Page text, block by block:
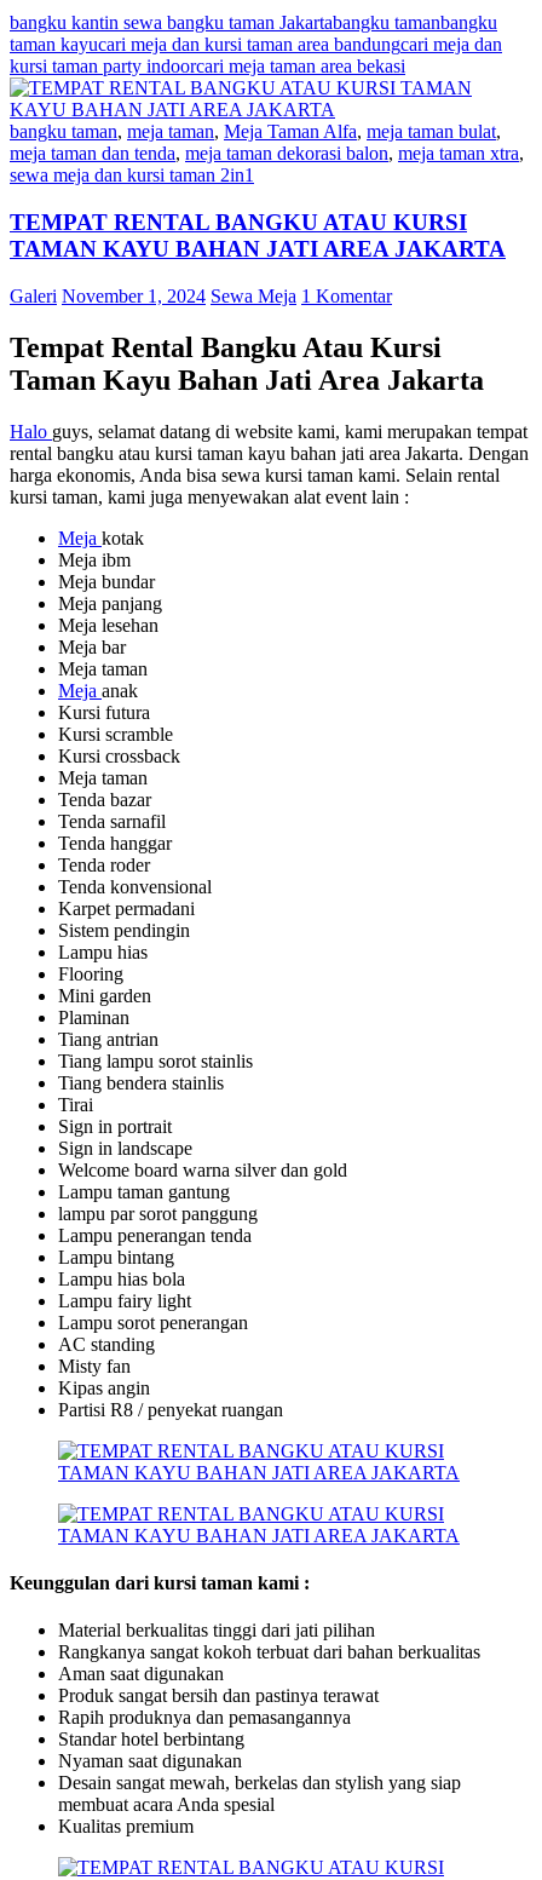
bangku kantin sewa bangku taman Jakartabangku tamanbangku
taman kayucari meja dan kursi taman area bandungcari meja dan
kursi taman party indoorcari meja taman area bekasi
bangku taman, meja taman, Meja Taman Alfa, meja taman bulat,
meja taman dan tenda, meja taman dekorasi balon, meja taman xtra,
sewa meja dan kursi taman 2in1
TEMPAT RENTAL BANGKU ATAU KURSI
TAMAN KAYU BAHAN JATI AREA JAKARTA
Galeri November 1, 2024 Sewa Meja 1 Komentar
Tempat Rental Bangku Atau Kursi
Taman Kayu Bahan Jati Area Jakarta
Halo guys, selamat datang di website kami, kami merupakan tempat
rental bangku atau kursi taman kayu bahan jati area Jakarta. Dengan
harga ekonomis, Anda bisa sewa kursi taman kami. Selain rental
kursi taman, kami juga menyewakan alat event lain :
Meja kotak
Meja ibm
Meja bundar
Meja panjang
Meja lesehan
Meja bar
Meja taman
Meja anak
Kursi futura
Kursi scramble
Kursi crossback
Meja taman
Tenda bazar
Tenda sarnafil
Tenda hanggar
Tenda roder
Tenda konvensional
Karpet permadani
Sistem pendingin
Lampu hias
Flooring
Mini garden
Plaminan
Tiang antrian
Tiang lampu sorot stainlis
Tiang bendera stainlis
Tirai
Sign in portrait
Sign in landscape
Welcome board warna silver dan gold
Lampu taman gantung
lampu par sorot panggung
Lampu penerangan tenda
Lampu bintang
Lampu hias bola
Lampu fairy light
Lampu sorot penerangan
AC standing
Misty fan
Kipas angin
Partisi R8 / penyekat ruangan
Keunggulan dari kursi taman kami :
Material berkualitas tinggi dari jati pilihan
Rangkanya sangat kokoh terbuat dari bahan berkualitas
Aman saat digunakan
Produk sangat bersih dan pastinya terawat
Rapih produknya dan pemasangannya
Standar hotel berbintang
Nyaman saat digunakan
Desain sangat mewah, berkelas dan stylish yang siap
membuat acara Anda spesial
Kualitas premium